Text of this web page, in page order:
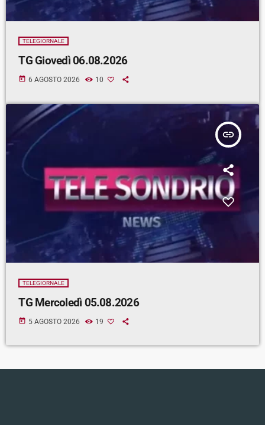
TELEGIORNALE
TG Giovedì 06.08.2026
today 6 AGOSTO 2026 10
insert_link
TELEGIORNALE
TG Mercoledì 05.08.2026
today 5 AGOSTO 2026 19